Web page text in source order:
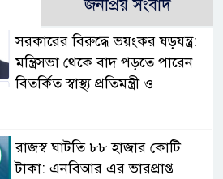
জনপ্রিয় সংবাদ
সরকারের বিরুদ্ধে ভয়ংকর ষড়যন্ত্র:
মন্ত্রিসভা থেকে বাদ পড়তে পারেন
বিতর্কিত স্বাস্থ্য প্রতিমন্ত্রী ও
রাজস্ব ঘাটতি ৮৮ হাজার কোটি
টাকা: এনবিআর এর ভারপ্রাপ্ত